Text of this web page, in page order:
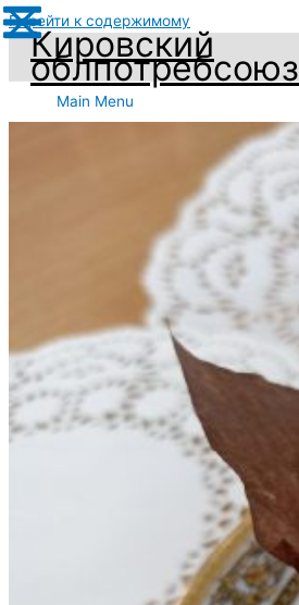
Перейти к содержимому
Кировский
облпотребсоюз
Main Menu